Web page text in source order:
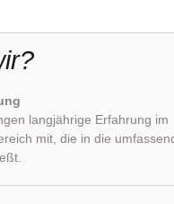
langjährige Erfahrung im
mit, die in die